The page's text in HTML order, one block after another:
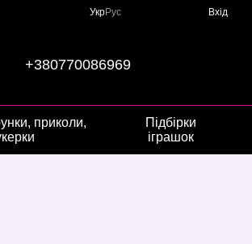
УкрРус Вхід
+380770086969
приколи,
Підбірки
іграшок